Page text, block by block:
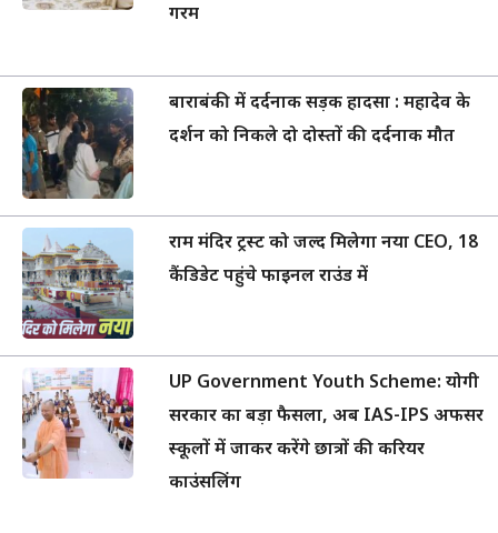
गरम
बाराबंकी में दर्दनाक सड़क हादसा : महादेव के
दर्शन को निकले दो दोस्तों की दर्दनाक मौत
राम मंदिर ट्रस्ट को जल्द मिलेगा नया CEO, 18
कैंडिडेट पहुंचे फाइनल राउंड में
UP Government Youth Scheme: योगी
सरकार का बड़ा फैसला, अब IAS-IPS अफसर
स्कूलों में जाकर करेंगे छात्रों की करियर
काउंसलिंग